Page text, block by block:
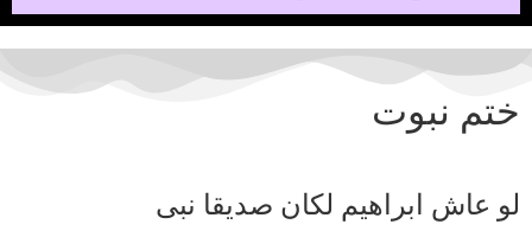
ختم نبوت
لو عاش ابراھیم لکان صدیقا نبی